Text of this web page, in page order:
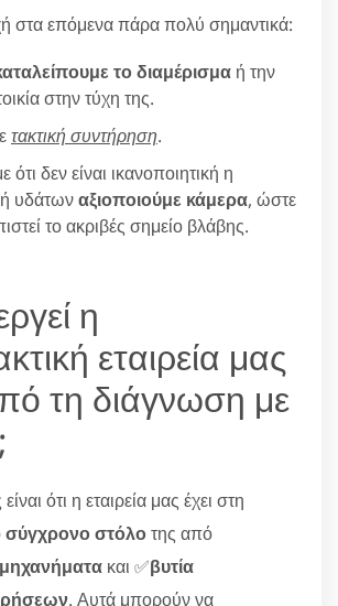
στα επόμενα πάρα πολύ σημαντικά:
το διαμέρισμα ή την
στην τύχη της.
τακτική συντήρηση.
ότι δεν είναι ικανοποιητική η
υδάτωναξιοποιούμε κάμερα, ώστε
το ακριβές σημείο βλάβης.
η
εταιρεία μας
τη διάγνωση με
ότι η εταιρεία μας έχει στη
σύγχρονο στόλοτης από
και ✅βυτία
. Αυτά μπορούν να